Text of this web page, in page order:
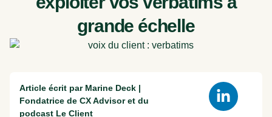
grande échelle
Article écrit par Marine Deck |
Fondatrice de CX Advisor et du
podcast Le Client